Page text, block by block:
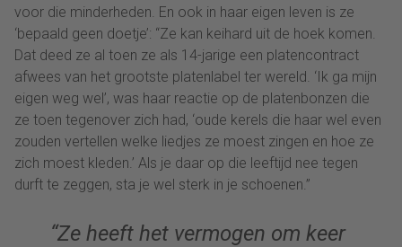
voor die minderheden. En ook in haar eigen leven is ze
‘bepaald geen doetje’: “Ze kan keihard uit de hoek komen.
Dat deed ze al toen ze als 14-jarige een platencontract
afwees van het grootste platenlabel ter wereld. ‘Ik ga mijn
eigen weg wel’, was haar reactie op de platenbonzen die
ze toen tegenover zich had, ‘oude kerels die haar wel even
zouden vertellen welke liedjes ze moest zingen en hoe ze
zich moest kleden.’ Als je daar op die leeftijd nee tegen
durft te zeggen, sta je wel sterk in je schoenen.”
“Ze heeft het vermogen om keer